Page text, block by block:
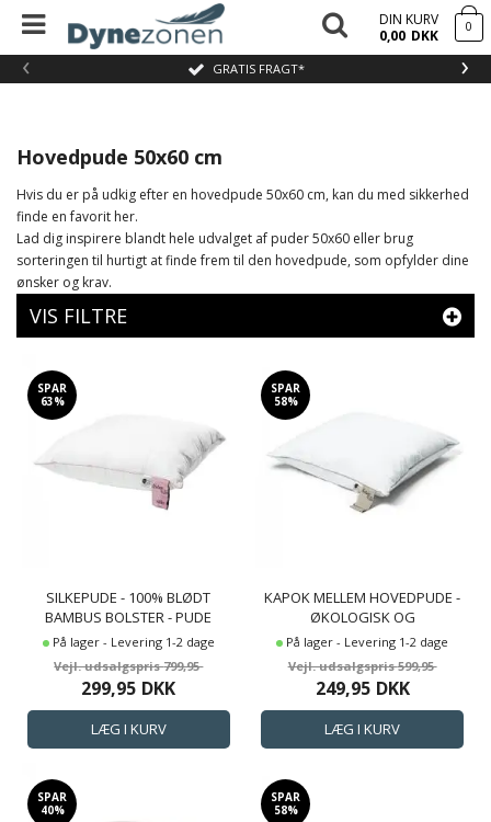
GRATIS FRAGT*
‹ ›
DIN KURV
0,00 DKK 0
Hovedpude 50x60 cm
Hvis du er på udkig efter en hovedpude 50x60 cm, kan du med sikkerhed
finde en favorit her.
Lad dig inspirere blandt hele udvalget af puder 50x60 eller brug
sorteringen til hurtigt at finde frem til den hovedpude, som opfylder dine
ønsker og krav.
VIS FILTRE
SPAR
63%
SILKEPUDE - 100% BLØDT
BAMBUS BOLSTER - PUDE
50X60 CM - 3 KAMMER
HOVEDPUDE - NATURE BY
BORG
På lager - Levering 1-2 dage
799,95
299,95 DKK
SPAR
58%
KAPOK MELLEM HOVEDPUDE -
ØKOLOGISK OG
ALLERGIVENLIG PUDE - 50X60
CM - NATURE BY BORG
På lager - Levering 1-2 dage
599,95
249,95 DKK
SPAR
40%
SPAR
58%